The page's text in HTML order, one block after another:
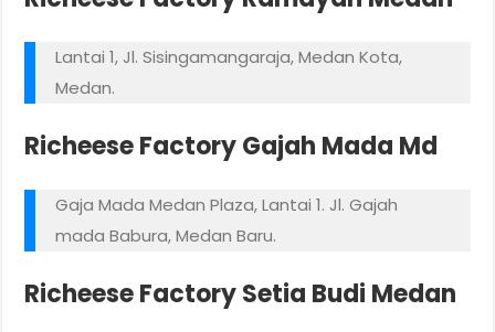
Lantai 1, Jl. Sisingamangaraja, Medan Kota,
Medan.
Richeese Factory Gajah Mada Md
Gaja Mada Medan Plaza, Lantai 1. Jl. Gajah
mada Babura, Medan Baru.
Richeese Factory Setia Budi Medan